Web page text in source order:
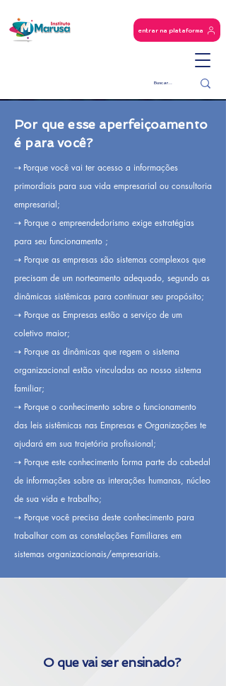
entrar na plataforma
Por que esse aperfeiçoamento
é para você?
⇢ Porque você vai ter acesso a informações
primordiais para sua vida empresarial ou consultoria
empresarial;
⇢ Porque o empreendedorismo exige estratégias
para seu funcionamento ;
⇢ Porque as empresas são sistemas complexos que
precisam de um norteamento adequado, segundo as
dinâmicas sistêmicas para continuar seu propósito;
⇢ Porque as Empresas estão a serviço de um
coletivo maior;
⇢ Porque as dinâmicas que regem o sistema
organizacional estão vinculadas ao nosso sistema
familiar;
⇢ Porque o conhecimento sobre o funcionamento
das leis sistêmicas nas Empresas e Organizações te
ajudará em sua trajetória profissional;
⇢ Porque este conhecimento forma parte do cabedal
de informações sobre as interações humanas, núcleo
de sua vida e trabalho;
⇢ Porque você precisa deste conhecimento para
trabalhar com as constelações Familiares em
sistemas organizacionais/empresariais.
O que vai ser ensinado?